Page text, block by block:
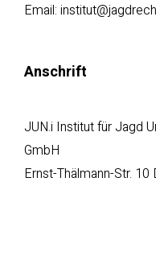
Email:
Anschrift
JUN.i Institut für Jagd
GmbH
Ernst-Thälmann-Str.